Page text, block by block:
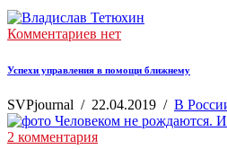
Комментариев нет
Успехи управления в помощи ближнему
SVPjournal / 22.04.2019 / В
2 комментария